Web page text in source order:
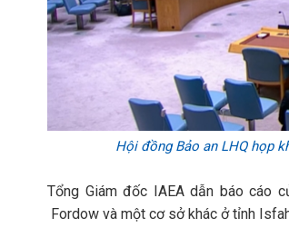
Hội đồng Bảo an LHQ họp
Tổng Giám đốc IAEA dẫn báo cáo
Fordow và một cơ sở khác ở tỉnh